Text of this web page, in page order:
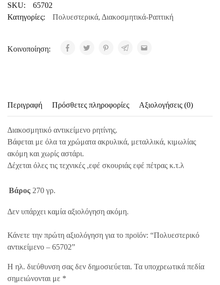
SKU:
65702
Κατηγορίες:
Πολυεστερικά, Διακοσμητικά-Ραπτική
Κοινοποίηση:
Περιγραφή Πρόσθετες πληροφορίες Αξιολογήσεις (0)
Διακοσμητικό αντικείμενο ρητίνης.
Βάφεται με όλα τα χρώματα ακρυλικά, μεταλλικά, κιμωλίας
ακόμη και χωρίς αστάρι.
Δέχεται όλες τις τεχνικές ,εφέ σκουριάς εφέ πέτρας κ.τ.λ
Βάρος 270 γρ.
Δεν υπάρχει καμία αξιολόγηση ακόμη.
Κάνετε την πρώτη αξιολόγηση για το προϊόν: “Πολυεστερικό
αντικείμενο – 65702”
Η ηλ. διεύθυνση σας δεν δημοσιεύεται. Τα υποχρεωτικά πεδία
σημειώνονται με *